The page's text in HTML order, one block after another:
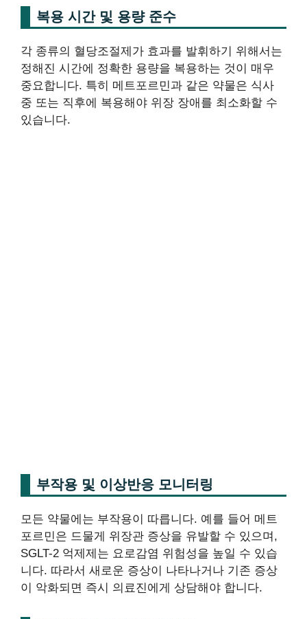
복용 시간 및 용량 준수
각 종류의 혈당조절제가 효과를 발휘하기 위해서는
정해진 시간에 정확한 용량을 복용하는 것이 매우
중요합니다. 특히 메트포르민과 같은 약물은 식사
중 또는 직후에 복용해야 위장 장애를 최소화할 수
있습니다.
부작용 및 이상반응 모니터링
모든 약물에는 부작용이 따릅니다. 예를 들어 메트
포르민은 드물게 위장관 증상을 유발할 수 있으며,
SGLT-2 억제제는 요로감염 위험성을 높일 수 있습
니다. 따라서 새로운 증상이 나타나거나 기존 증상
이 악화되면 즉시 의료진에게 상담해야 합니다.